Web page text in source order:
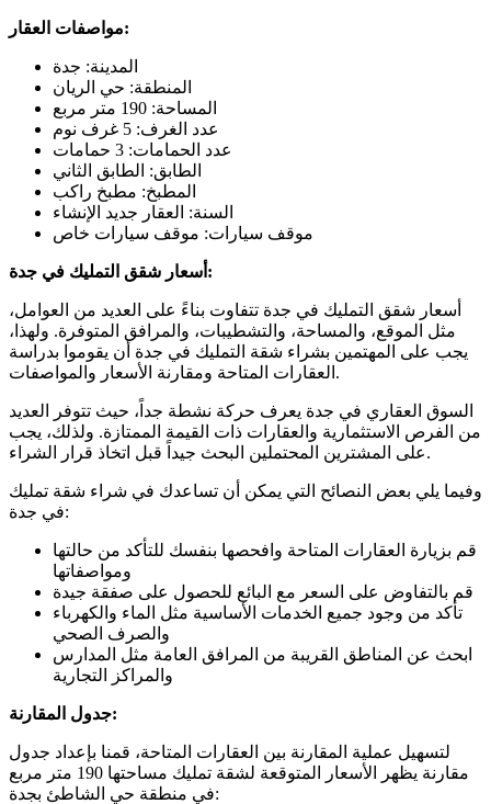
مواصفات العقار:
المدينة: جدة
المنطقة: حي الريان
المساحة: 190 متر مربع
عدد الغرف: 5 غرف نوم
عدد الحمامات: 3 حمامات
الطابق: الطابق الثاني
المطبخ: مطبخ راكب
السنة: العقار جديد الإنشاء
موقف سيارات: موقف سيارات خاص
أسعار شقق التمليك في جدة:
أسعار شقق التمليك في جدة تتفاوت بناءً على العديد من العوامل،
مثل الموقع، والمساحة، والتشطيبات، والمرافق المتوفرة. ولهذا،
يجب على المهتمين بشراء شقة التمليك في جدة أن يقوموا بدراسة
العقارات المتاحة ومقارنة الأسعار والمواصفات.
السوق العقاري في جدة يعرف حركة نشطة جداً، حيث تتوفر العديد
من الفرص الاستثمارية والعقارات ذات القيمة الممتازة. ولذلك، يجب
على المشترين المحتملين البحث جيداً قبل اتخاذ قرار الشراء.
وفيما يلي بعض النصائح التي يمكن أن تساعدك في شراء شقة تمليك
في جدة:
قم بزيارة العقارات المتاحة وافحصها بنفسك للتأكد من حالتها
ومواصفاتها
قم بالتفاوض على السعر مع البائع للحصول على صفقة جيدة
تأكد من وجود جميع الخدمات الأساسية مثل الماء والكهرباء
والصرف الصحي
ابحث عن المناطق القريبة من المرافق العامة مثل المدارس
والمراكز التجارية
جدول المقارنة:
لتسهيل عملية المقارنة بين العقارات المتاحة، قمنا بإعداد جدول
مقارنة يظهر الأسعار المتوقعة لشقة تمليك مساحتها 190 متر مربع
في منطقة حي الشاطئ بجدة: